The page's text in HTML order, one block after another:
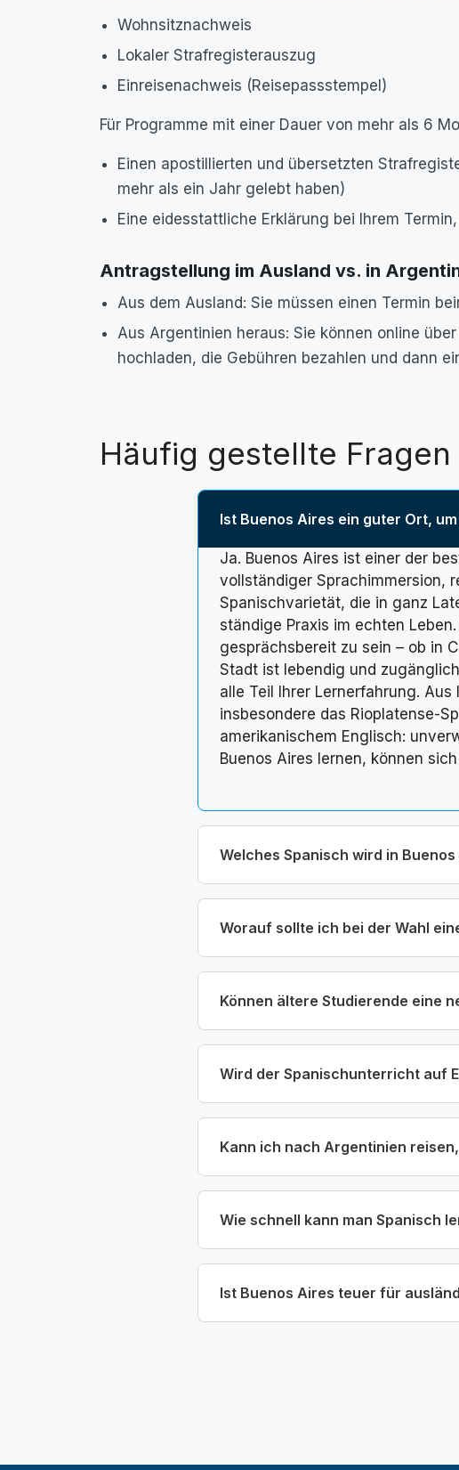
Wohnsitznachweis
Lokaler Strafregisterauszug
Einreisenachweis (Reisepassstempel)
Für Programme mit einer Dauer von mehr als 6
Einen apostillierten und übersetzten
mehr als ein Jahr gelebt haben)
Eine eidesstattliche Erklärung bei Ihrem
Antragstellung im Ausland vs. in
Aus dem Ausland: Sie müssen einen Termin
Aus Argentinien heraus: Sie können online
hochladen, die Gebühren bezahlen und dann
Häufig gestellte Fragen
Ist Buenos Aires ein guter Ort,
Ja. Buenos Aires ist einer der
vollständiger Sprachimmersion,
Spanischvarietät, die in ganz
ständige Praxis im echten
gesprächsbereit zu sein – ob in
Stadt ist lebendig und
alle Teil Ihrer Lernerfahrung.
insbesondere das Rioplatense-
amerikanischem Englisch:
Buenos Aires lernen, können
Welches Spanisch wird in
Worauf sollte ich bei der Wahl
Können ältere Studierende eine
Wird der Spanischunterricht auf
Kann ich nach Argentinien
Wie schnell kann man Spanisch
Ist Buenos Aires teuer für